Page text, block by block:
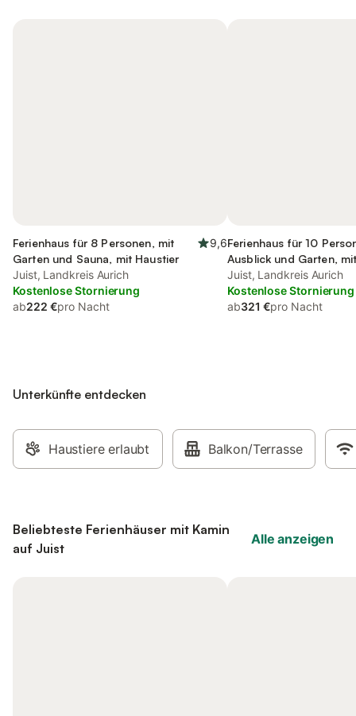
Ferienhaus für 8 Personen, mit
Garten und Sauna, mit Haustier
9,6
Juist, Landkreis Aurich
Kostenlose Stornierung
ab222 €pro Nacht
Ferienhaus für 10
Ausblick und Garten,
Juist, Landkreis Aurich
Kostenlose Stornierung
ab321 €pro Nacht
Unterkünfte entdecken
Haustiere erlaubt Balkon/Terrasse
Beliebteste Ferienhäuser mit Kamin
auf Juist
Alle anzeigen